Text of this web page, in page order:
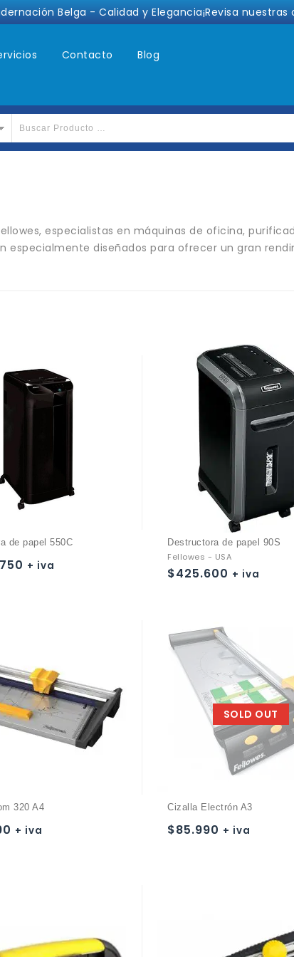
Belga - Calidad y Elegancia¡Revisa nuestras
Contacto Blog
especialistas en máquinas de oficina,
especialmente diseñados para ofrecer un gran
de papel 550C
+ iva
Destructora de papel 90S
Fellowes - USA
$425.600 + iva
320 A4
+ iva
SOLD OUT
Cizalla Electrón A3
$85.990 + iva